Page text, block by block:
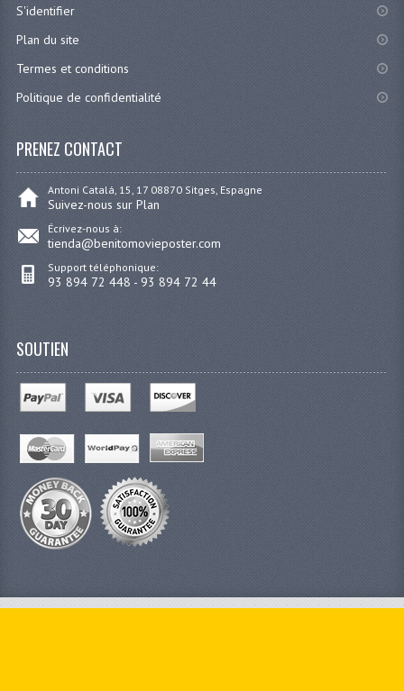
S'identifier
Plan du site
Termes et conditions
Politique de confidentialité
PRENEZ CONTACT
Antoni Catalá, 15, 17 08870 Sitges, Espagne
Suivez-nous sur Plan
Écrivez-nous à:
tienda@benitomovieposter.com
Support téléphonique:
93 894 72 448 - 93 894 72 44
SOUTIEN